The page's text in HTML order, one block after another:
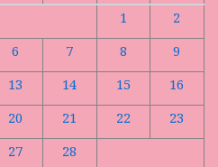
1
2
6 7 8
9
13 14 15
16
20 21 22
23
27 28